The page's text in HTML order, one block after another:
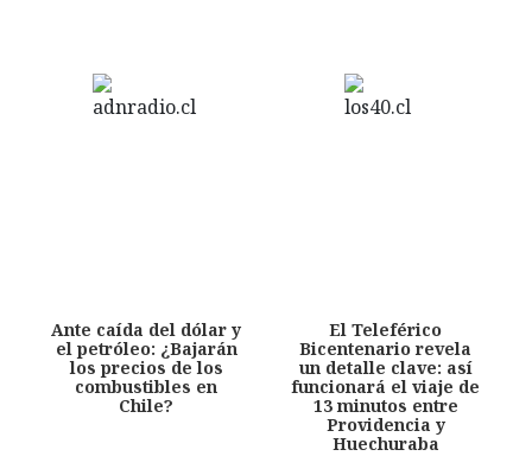
Ante caída del dólar y
el petróleo: ¿Bajarán
los precios de los
combustibles en
Chile?
El Teleférico
Bicentenario revela
un detalle clave: así
funcionará el viaje de
13 minutos entre
Providencia y
Huechuraba